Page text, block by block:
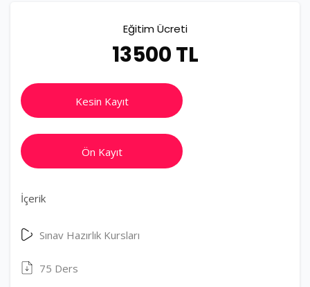
Eğitim Ücreti
13500 TL
Kesin Kayıt
Ön Kayıt
İçerik
Sınav Hazırlık Kursları
75 Ders